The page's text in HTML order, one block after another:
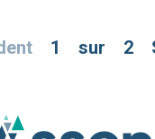
1 sur 2